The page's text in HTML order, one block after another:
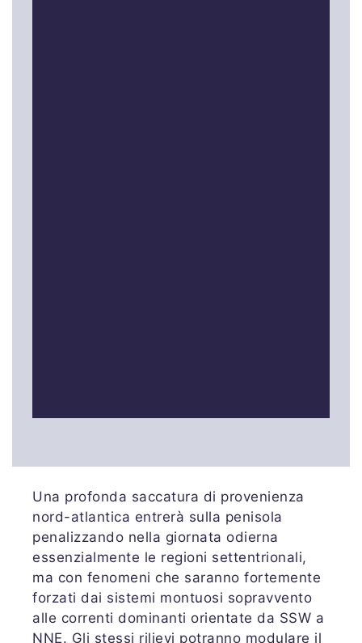
Una profonda saccatura di provenienza
nord-atlantica entrerà sulla penisola
penalizzando nella giornata odierna
essenzialmente le regioni settentrionali,
ma con fenomeni che saranno fortemente
forzati dai sistemi montuosi sopravvento
alle correnti dominanti orientate da SSW a
NNE. Gli stessi rilievi potranno modulare il